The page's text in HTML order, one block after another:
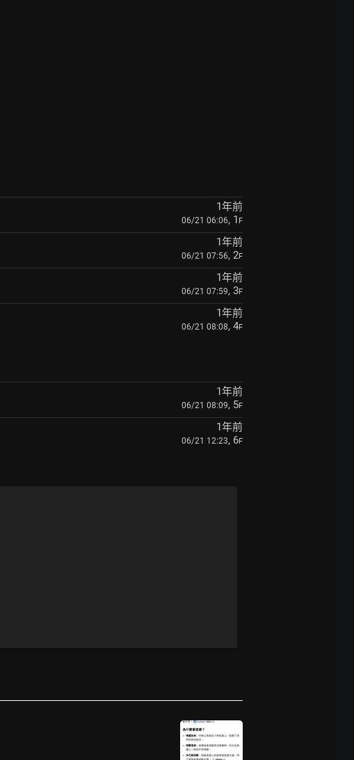
1年前
06/21 06:06, 1 F
1年前
06/21 07:56, 2F
1年前
06/21 07:59, 3F
1年前
06/21 08:08, 4F
1年前
06/21 08:09, 5F
1年前
06/21 12:23, 6F